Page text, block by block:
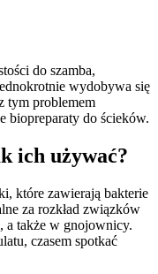
do szamba,
wydobywa się
tym problemem
biopreparaty do ścieków.
ich używać?
które zawierają bakterie
za rozkład związków
a także w gnojownicy.
czasem spotkać